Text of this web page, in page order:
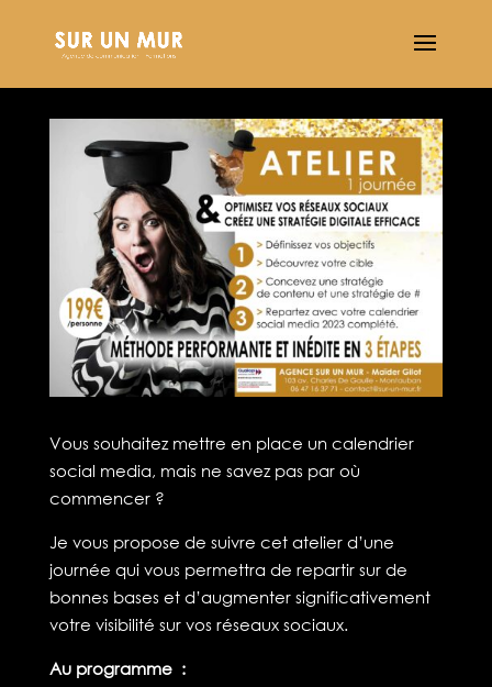
Vous souhaitez mettre en place un calendrier
social media, mais ne savez pas par où
commencer ?
Je vous propose de suivre cet atelier d’une
journée qui vous permettra de repartir sur de
bonnes bases et d’augmenter significativement
votre visibilité sur vos réseaux sociaux.
Au programme :